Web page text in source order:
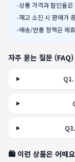
•상품 가격과 할인율
•재고 소진 시 판매가
•배송/반품 정책은 제
자주 묻는 질문 (FAQ)
Q1
Q3.
🛍️ 이런 상품은 어때